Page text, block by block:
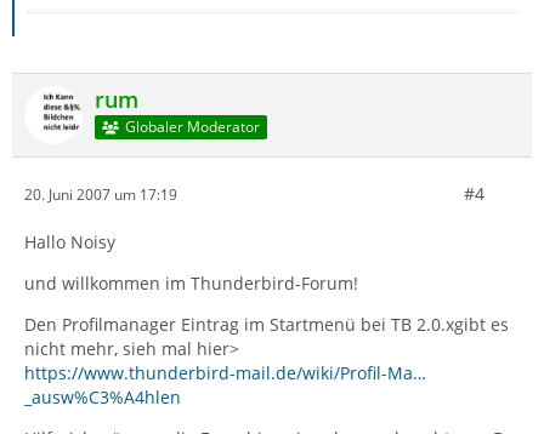
rum
Globaler Moderator
20. Juni 2007 um 17:19 #4
Hallo Noisy
und willkommen im Thunderbird-Forum!
Den Profilmanager Eintrag im Startmenü bei TB 2.0.xgibt es
nicht mehr, sieh mal hier>
https://www.thunderbird-mail.de/wiki/Profil-Ma…
_ausw%C3%A4hlen